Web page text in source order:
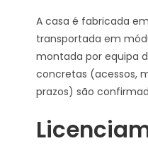
A casa é fabricada
transportada em
montada por equipa
concretas (acessos,
prazos) são